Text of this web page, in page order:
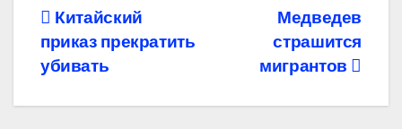
Навигация
по
записям
Медведев
страшится
мигрантов
Китайский
приказ прекратить
убивать